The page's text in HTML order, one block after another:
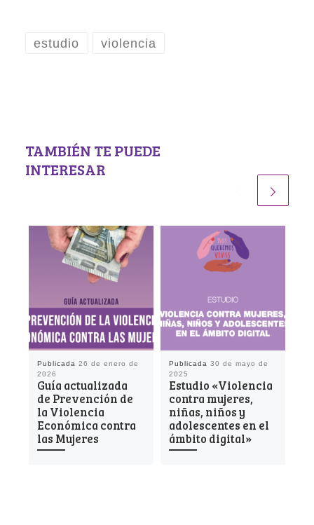
estudio violencia
TAMBIÉN TE PUEDE
INTERESAR
Publicada 26 de enero de
2026
Guía actualizada
de Prevención de
la Violencia
Económica contra
las Mujeres
Publicada 30 de mayo de
2025
Estudio «Violencia
contra mujeres,
niñas, niños y
adolescentes en el
ámbito digital»